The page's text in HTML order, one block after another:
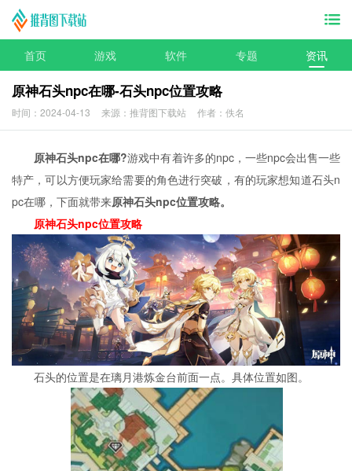
首页 游戏 软件 专题 资讯
原神石头npc在哪-石头npc位置攻略
时间：2024-04-13 来源：推背图下载站 作者：佚名
原神石头npc在哪?游戏中有着许多的npc，一些npc会出售一些
特产，可以方便玩家给需要的角色进行突破，有的玩家想知道石头n
pc在哪，下面就带来原神石头npc位置攻略。
原神石头npc位置攻略
石头的位置是在璃月港炼金台前面一点。具体位置如图。